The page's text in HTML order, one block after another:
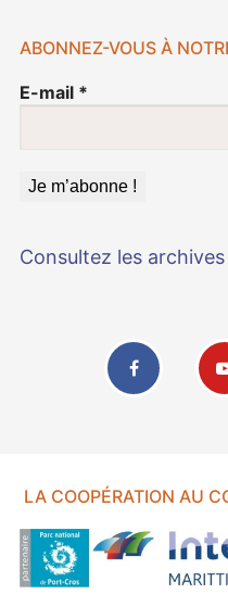
ABONNEZ-VOUS À
E-mail *
Consultez les archives
LA COOPÉRATION AU